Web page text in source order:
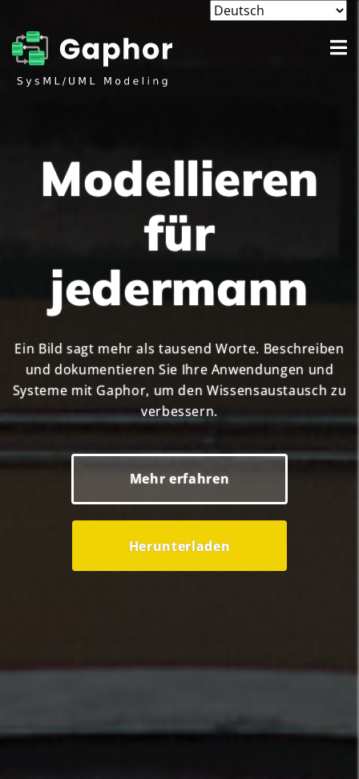
Modellieren
für
jedermann
Ein Bild sagt mehr als tausend Worte. Beschreiben
und dokumentieren Sie Ihre Anwendungen und
Systeme mit Gaphor, um den Wissensaustausch zu
verbessern.
Mehr erfahren
Herunterladen